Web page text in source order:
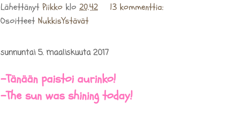
Lähettänyt Piikko klo 20.42
13 kommenttia:
Osoitteet NukkisYstävät
sunnuntai 5. maaliskuuta 2017
-Tänään paistoi aurinko!
-The sun was shining today!